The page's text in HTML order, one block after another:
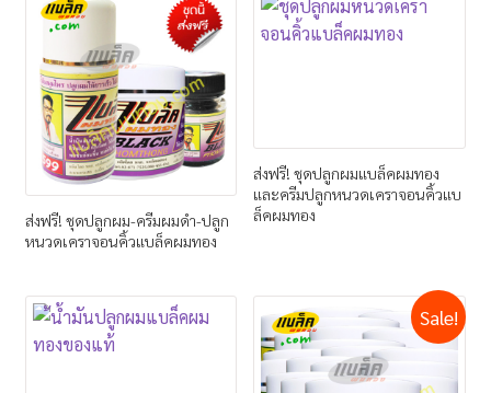
ส่งฟรี! ชุดปลูกผม-ครีมผมดำ-ปลูก
หนวดเคราจอนคิ้วแบล็คผมทอง
ส่งฟรี! ชุดปลูกผมแบล็คผมทอง
และครีมปลูกหนวดเคราจอนคิ้วแบ
ล็คผมทอง
Sale!